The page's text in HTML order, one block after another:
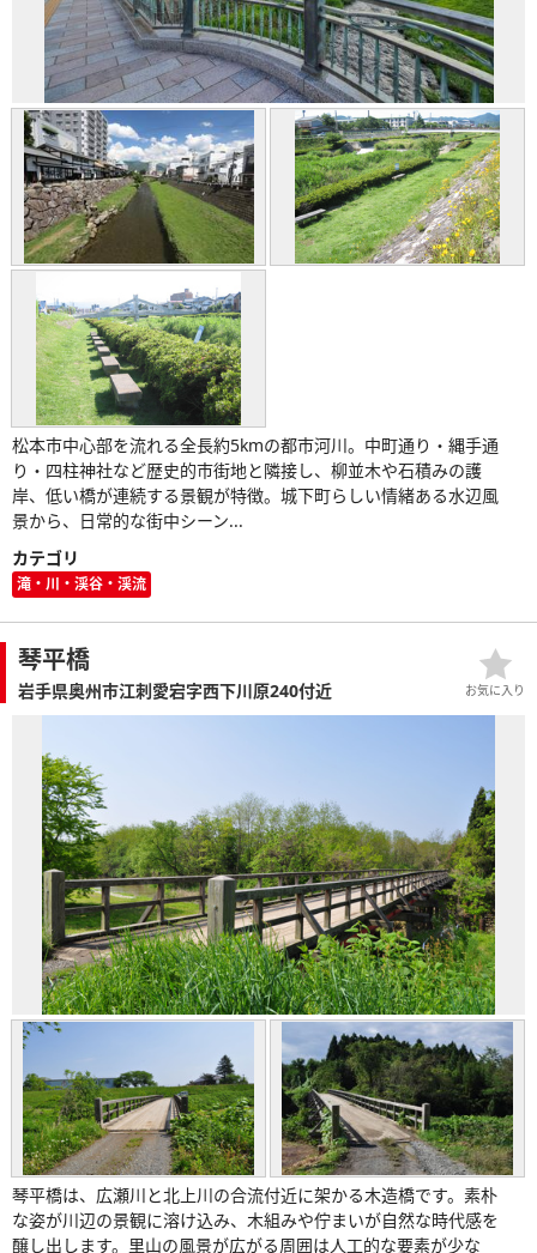
松本市中心部を流れる全長約5kmの都市河川。中町通り・縄手通
り・四柱神社など歴史的市街地と隣接し、柳並木や石積みの護
岸、低い橋が連続する景観が特徴。城下町らしい情緒ある水辺風
景から、日常的な街中シーン...
カテゴリ
滝・川・渓谷・渓流
琴平橋
岩手県奥州市江刺愛宕字西下川原240付近
琴平橋は、広瀬川と北上川の合流付近に架かる木造橋です。素朴
な姿が川辺の景観に溶け込み、木組みや佇まいが自然な時代感を
醸し出します。里山の風景が広がる周囲は人工的な要素が少な
お気に入り